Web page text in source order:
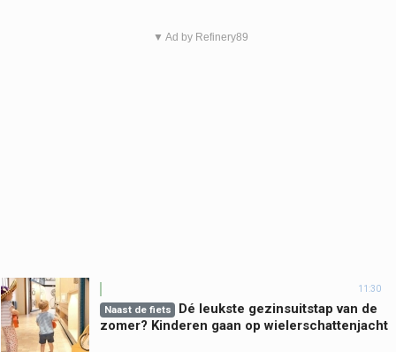
▼ Ad by Refinery89
11:30
Naast de fiets
Dé leukste gezinsuitstap van de
zomer? Kinderen gaan op wielerschattenjacht